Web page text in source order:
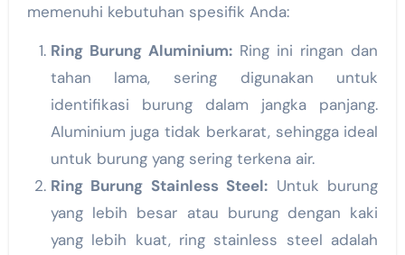
memenuhi kebutuhan spesifik Anda:
Ring Burung Aluminium:Ring ini ringan dan
tahan lama, sering digunakan untuk
identifikasi burung dalam jangka panjang.
Aluminium juga tidak berkarat, sehingga ideal
untuk burung yang sering terkena air.
Ring Burung Stainless Steel: Untuk burung
yang lebih besar atau burung dengan kaki
yang lebih kuat, ring stainless steel adalah